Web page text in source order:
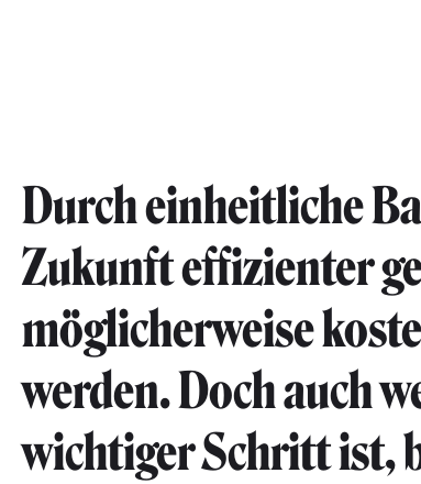
Durch einheitliche
Zukunft effizienter
möglicherweise
werden.Doch auch
wichtiger Schritt ist,